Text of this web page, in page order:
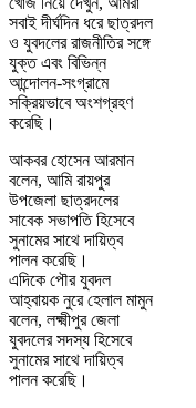
সবাই দীর্ঘদিন ধরে ছাত্রদল
ও যুবদলের রাজনীতির সঙ্গে
যুক্ত এবং বিভিন্ন
আন্দোলন-সংগ্রামে
সক্রিয়ভাবে অংশগ্রহণ
করেছি।
আকবর হোসেন আরমান
বলেন, আমি রায়পুর
উপজেলা ছাত্রদলের
সাবেক সভাপতি হিসেবে
সুনামের সাথে দায়িত্ব
পালন করেছি।
এদিকে পৌর যুবদল
আহ্বায়ক নুরে হেলাল মামুন
বলেন, লক্ষ্মীপুর জেলা
যুবদলের সদস্য হিসেবে
সুনামের সাথে দায়িত্ব
পালন করেছি।